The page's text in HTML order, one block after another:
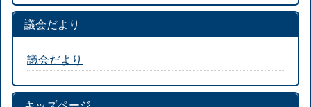
議会だより
議会だより